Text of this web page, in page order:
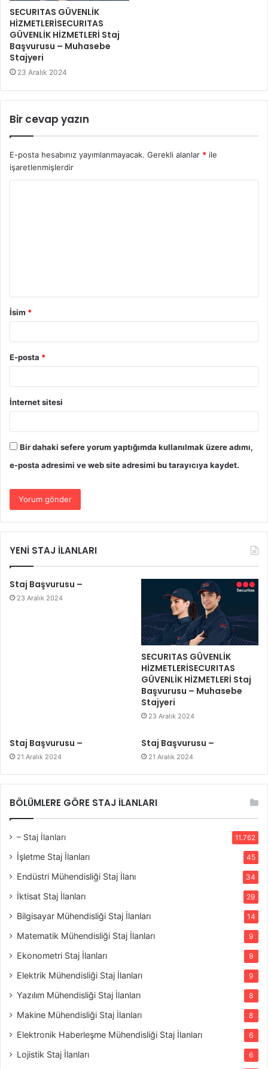
SECURITAS GÜVENLİK
HİZMETLERİSECURITAS
GÜVENLİK HİZMETLERİ Staj
Başvurusu – Muhasebe
Stajyeri
23 Aralık 2024
Bir cevap yazın
E-posta hesabınız yayımlanmayacak. Gerekli alanlar * ile
işaretlenmişlerdir
İsim *
E-posta *
İnternet sitesi
Bir dahaki sefere yorum yaptığımda kullanılmak üzere adımı,
e-posta adresimi ve web site adresimi bu tarayıcıya kaydet.
YENİ STAJ İLANLARI
Staj Başvurusu –
23 Aralık 2024
SECURITAS GÜVENLİK
HİZMETLERİSECURITAS
GÜVENLİK HİZMETLERİ Staj
Başvurusu – Muhasebe
Stajyeri
23 Aralık 2024
Staj Başvurusu –
21 Aralık 2024
Staj Başvurusu –
21 Aralık 2024
BÖLÜMLERE GÖRE STAJ İLANLARI
– Staj İlanları 11.762
İşletme Staj İlanları 45
Endüstri Mühendisliği Staj İlanı 34
İktisat Staj İlanları 29
Bilgisayar Mühendisliği Staj İlanları 14
Matematik Mühendisliği Staj İlanları 9
Ekonometri Staj İlanları 9
Elektrik Mühendisliği Staj İlanları 9
Yazılım Mühendisliği Staj İlanları 8
Makine Mühendisliği Staj İlanları 8
Elektronik Haberleşme Mühendisliği Staj İlanları 6
Lojistik Staj İlanları 6